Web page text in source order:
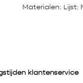
Materialen: Lijst:
klantenservice